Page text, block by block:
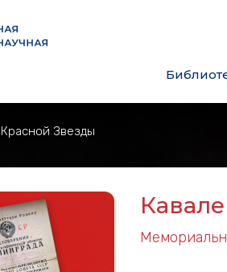
Красной Звезды
Красной